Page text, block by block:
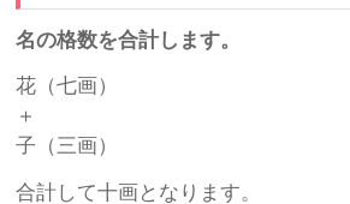
名の格数を合計します。
花（七画）
＋
子（三画）
合計して十画となります。